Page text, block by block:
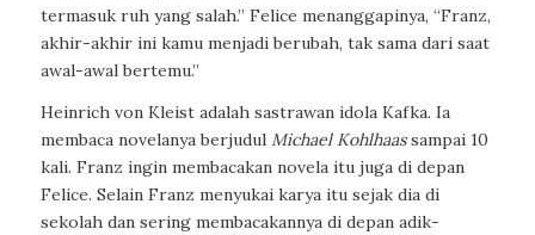
termasuk ruh yang salah.” Felice menanggapinya, “Franz,
akhir-akhir ini kamu menjadi berubah, tak sama dari saat
awal-awal bertemu.”
Heinrich von Kleist adalah sastrawan idola Kafka. Ia
membaca novelanya berjudul Michael Kohlhaassampai 10
kali. Franz ingin membacakan novela itu juga di depan
Felice. Selain Franz menyukai karya itu sejak dia di
sekolah dan sering membacakannya di depan adik-